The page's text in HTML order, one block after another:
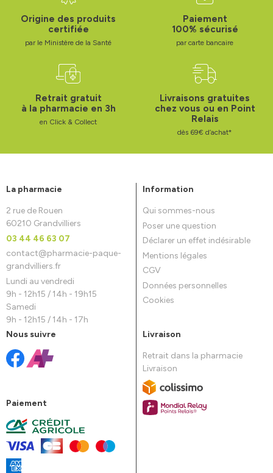
Origine des produits
certifiée
par le Ministère de la Santé
Paiement
100% sécurisé
par carte bancaire
Retrait gratuit
à la pharmacie en 3h
en Click & Collect
Livraisons gratuites
chez vous ou en Point
Relais
dès 69€ d’achat*
La pharmacie
2 rue de Rouen
60210 Grandvilliers
03 44 46 63 07
contact@pharmacie-paque-
grandvilliers.fr
Lundi au vendredi
9h - 12h15 / 14h - 19h15
Samedi
9h - 12h15 / 14h - 17h
Information
Qui sommes-nous
Poser une question
Déclarer un effet indésirable
Mentions légales
CGV
Données personnelles
Cookies
Nous suivre
Paiement
Livraison
Retrait dans la pharmacie
Livraison